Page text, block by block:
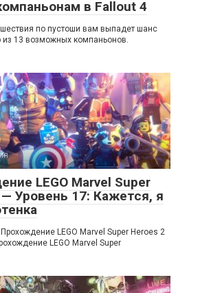
в Fallout 4
по пустоши вам выпадет шанс
из 13 возможных компаньонов.
LEGO Marvel Super
Уровень 17: Кажется, я
LEGO Marvel Super Heroes 2
LEGO Marvel Super